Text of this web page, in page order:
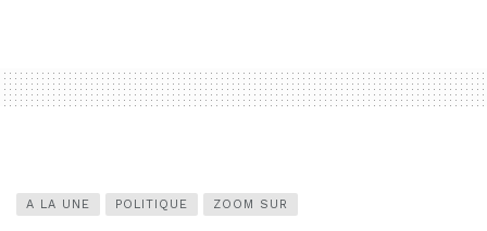
A LA UNE POLITIQUE ZOOM SUR